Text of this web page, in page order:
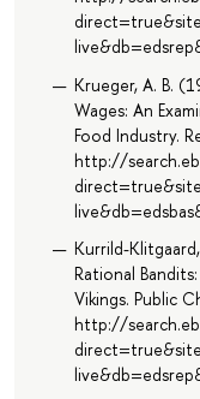
Krueger, A. B.
Wages: An
Food Industry.
http://
Kurrild-
Rational
Vikings. Public
http://